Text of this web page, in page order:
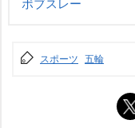
スポーツ 五輪